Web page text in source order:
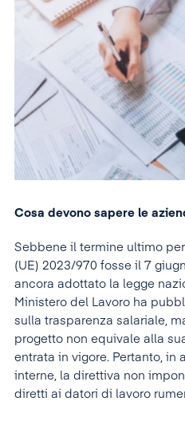
Cosa devono sapere le
Sebbene il termine ultimo
(UE) 2023/970 fosse il 7
ancora adottato la legge
Ministero del Lavoro ha
sulla trasparenza salariale,
progetto non equivale alla
entrata in vigore. Pertanto, in
interne, la direttiva non
diretti ai datori di lavoro